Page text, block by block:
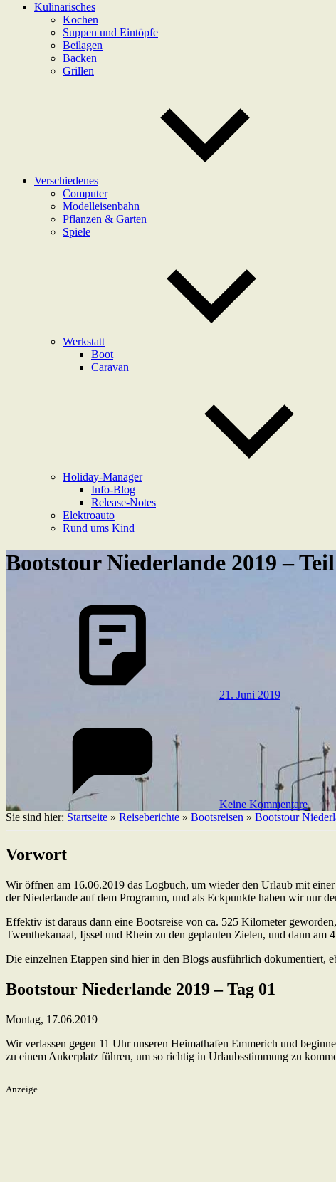
Kulinarisches
Kochen
Suppen und Eintöpfe
Beilagen
Backen
Grillen
Verschiedenes
Computer
Modelleisenbahn
Pflanzen & Garten
Spiele
Werkstatt
Boot
Caravan
Holiday-Manager
Info-Blog
Release-Notes
Elektroauto
Rund ums Kind
Bootstour Niederlande 2019 –
21. Juni 2019
Keine Kommentare
Sie sind hier: Startseite » Reiseberichte » Bootsreisen » Bootstour
Vorwort
Wir öffnen am 16.06.2019 das Logbuch, um wieder den Urlaub mit
der Niederlande auf dem Programm, und als Eckpunkte haben wir nur
Effektiv ist daraus dann eine Bootsreise von ca. 525 Kilometer
Twenthekanaal, Ijssel und Rhein zu den geplanten Zielen, und dann
Die einzelnen Etappen sind hier in den Blogs ausführlich dokumentiert,
Bootstour Niederlande 2019 – Tag 01
Montag, 17.06.2019
Wir verlassen gegen 11 Uhr unseren Heimathafen Emmerich und
zu einem Ankerplatz führen, um so richtig in Urlaubsstimmung zu
Anzeige